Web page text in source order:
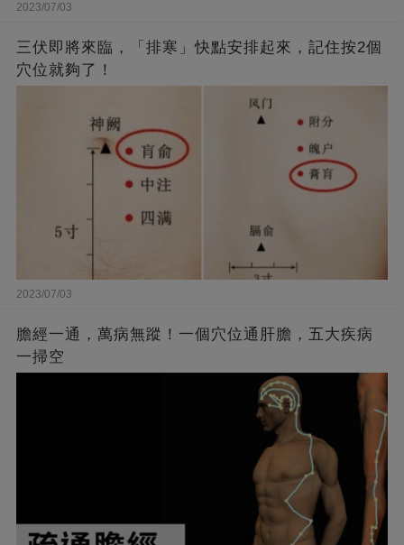
2023/07/03
三伏即將來臨，「排寒」快點安排起來，記住按2個
穴位就夠了！
2023/07/03
膽經一通，萬病無蹤！一個穴位通肝膽，五大疾病
一掃空